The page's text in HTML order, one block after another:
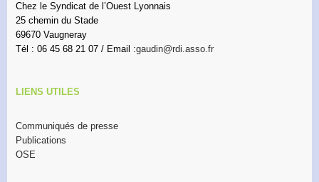
Chez le Syndicat de l’Ouest Lyonnais
25 chemin du Stade
69670 Vaugneray
Tél : 06 45 68 21 07 / Email :gaudin@rdi.asso.fr
LIENS UTILES
Communiqués de presse
Publications
OSE